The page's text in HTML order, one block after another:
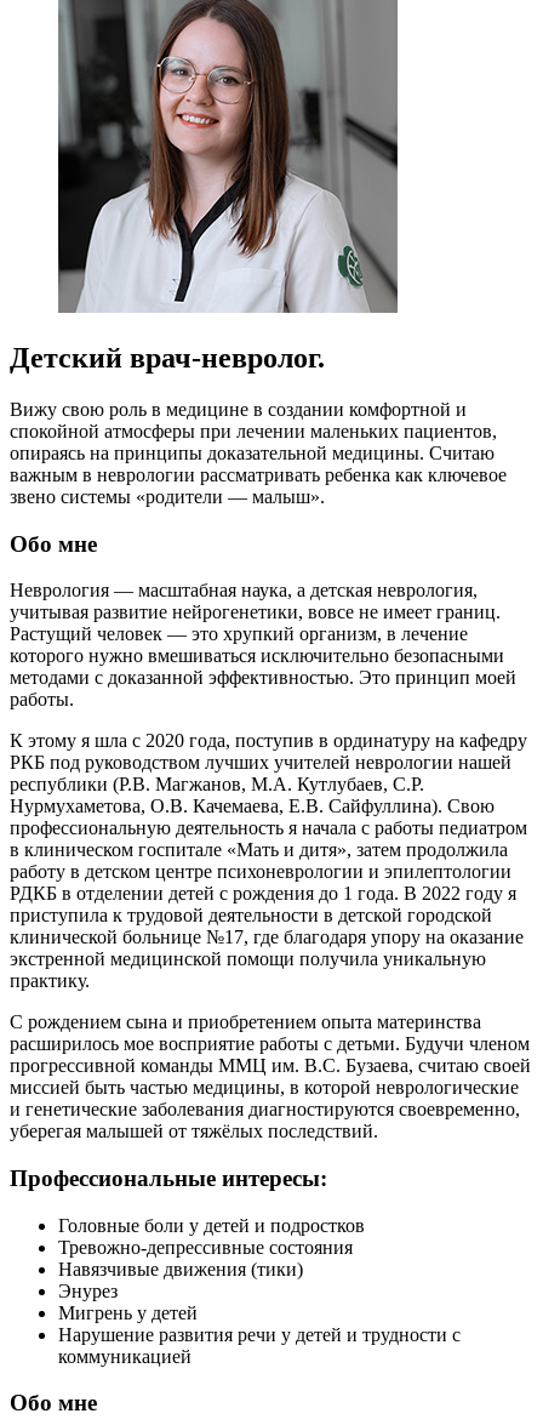
Детский врач-невролог.
Вижу свою роль в медицине в создании комфортной и
спокойной атмосферы при лечении маленьких пациентов,
опираясь на принципы доказательной медицины. Считаю
важным в неврологии рассматривать ребенка как ключевое
звено системы «родители — малыш».
Обо мне
Неврология — масштабная наука, а детская неврология,
учитывая развитие нейрогенетики, вовсе не имеет границ.
Растущий человек — это хрупкий организм, в лечение
которого нужно вмешиваться исключительно безопасными
методами с доказанной эффективностью. Это принцип моей
работы.
К этому я шла с 2020 года, поступив в ординатуру на кафедру
РКБ под руководством лучших учителей неврологии нашей
республики (Р.В. Магжанов, М.А. Кутлубаев, С.Р.
Нурмухаметова, О.В. Качемаева, Е.В. Сайфуллина). Свою
профессиональную деятельность я начала с работы педиатром
в клиническом госпитале «Мать и дитя», затем продолжила
работу в детском центре психоневрологии и эпилептологии
РДКБ в отделении детей с рождения до 1 года. В 2022 году я
приступила к трудовой деятельности в детской городской
клинической больнице №17, где благодаря упору на оказание
экстренной медицинской помощи получила уникальную
практику.
С рождением сына и приобретением опыта материнства
расширилось мое восприятие работы с детьми. Будучи членом
прогрессивной команды ММЦ им. В.С. Бузаева, считаю своей
миссией быть частью медицины, в которой неврологические
и генетические заболевания диагностируются своевременно,
уберегая малышей от тяжёлых последствий.
Профессиональные интересы:
Головные боли у детей и подростков
Тревожно-депрессивные состояния
Навязчивые движения (тики)
Энурез
Мигрень у детей
Нарушение развития речи у детей и трудности с
коммуникацией
Обо мне